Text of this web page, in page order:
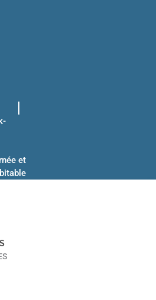
et